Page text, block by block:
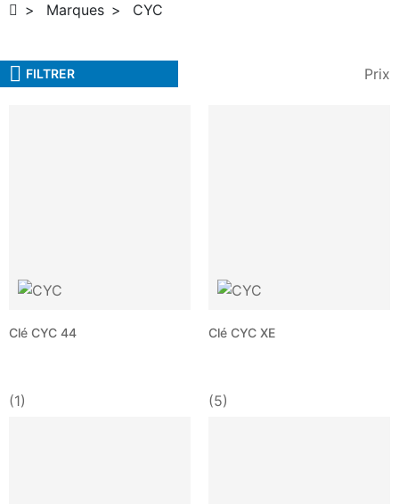
Marques CYC
FILTRER Prix
Clé CYC 44
(1)
Clé CYC XE
(5)